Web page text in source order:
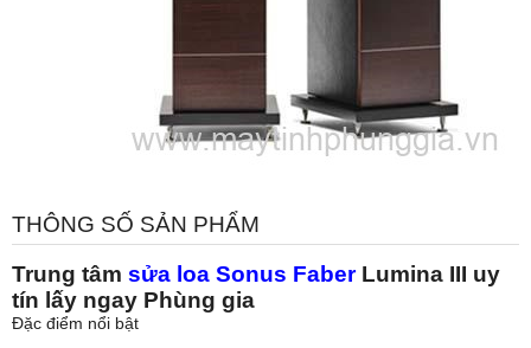
THÔNG SỐ SẢN PHẨM
Trung tâm sửa loa Sonus FaberLumina III uy
tín lấy ngay Phùng gia
Đặc điểm nổi bật